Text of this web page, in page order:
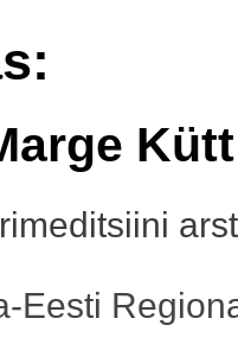
Kütt
arst
Eesti